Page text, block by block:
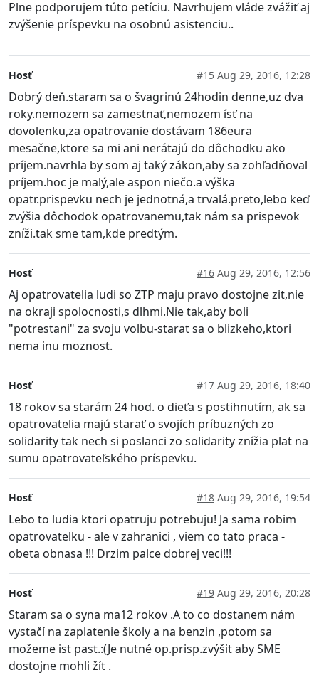
Plne podporujem túto petíciu. Navrhujem vláde zvážiť aj
zvýšenie príspevku na osobnú asistenciu..
Hosť #15 Aug 29, 2016, 12:28
Dobrý deň.staram sa o švagrinú 24hodin denne,uz dva
roky.nemozem sa zamestnať,nemozem ísť na
dovolenku,za opatrovanie dostávam 186eura
mesačne,ktore sa mi ani nerátajú do dôchodku ako
príjem.navrhla by som aj taký zákon,aby sa zohľadňoval
príjem.hoc je malý,ale aspon niečo.a výška
opatr.prispevku nech je jednotná,a trvalá.preto,lebo keď
zvýšia dôchodok opatrovanemu,tak nám sa prispevok
zníži.tak sme tam,kde predtým.
Hosť #16 Aug 29, 2016, 12:56
Aj opatrovatelia ludi so ZTP maju pravo dostojne zit,nie
na okraji spolocnosti,s dlhmi.Nie tak,aby boli
"potrestani" za svoju volbu-starat sa o blizkeho,ktori
nema inu moznost.
Hosť #17 Aug 29, 2016, 18:40
18 rokov sa starám 24 hod. o dieťa s postihnutím, ak sa
opatrovatelia majú starať o svojích príbuzných zo
solidarity tak nech si poslanci zo solidarity znížia plat na
sumu opatrovateľského príspevku.
Hosť #18 Aug 29, 2016, 19:54
Lebo to ludia ktori opatruju potrebuju! Ja sama robim
opatrovatelku - ale v zahranici , viem co tato praca -
obeta obnasa !!! Drzim palce dobrej veci!!!
Hosť #19 Aug 29, 2016, 20:28
Staram sa o syna ma12 rokov .A to co dostanem nám
vystačí na zaplatenie školy a na benzin ,potom sa
možeme ist past.:(Je nutné op.prisp.zvýšit aby SME
dostojne mohli žít .